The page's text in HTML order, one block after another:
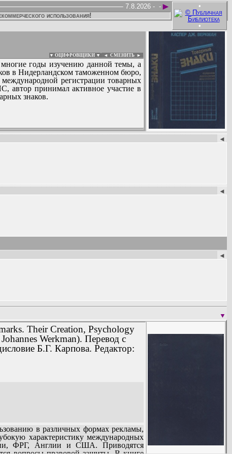
•
•
►
-
7.8.2026 -
использования!
▼ ОЦИФРОВЩИКИ ▼ ◄ СМЕНИТЬ ►
многие годы изучению данной темы, а
в Нидерландском таможенном бюро,
регистрации товарных
автор принимал активное участие в
знаков.
:
◄
◄
◄
▼
Their Creation, Psychology
Werkman). Перевод с
Б.Г. Карпова. Редактор:
в различных формах рекламы,
характеристику международных
ФРГ, Англии и США. Приводятся